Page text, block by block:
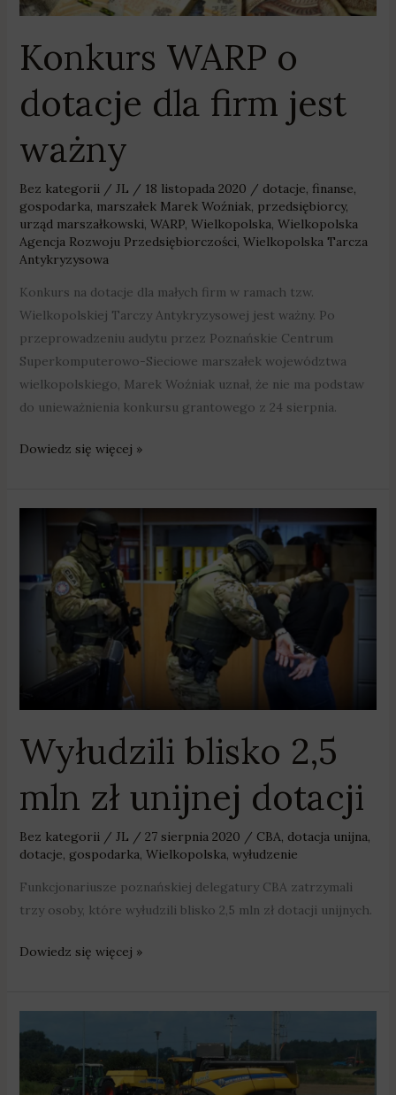
Konkurs WARP o
dotacje dla firm jest
ważny
Bez kategorii/ JL / 18 listopada 2020 / dotacje, finanse,
gospodarka, marszałek Marek Woźniak, przedsiębiorcy,
urząd marszałkowski, WARP, Wielkopolska, Wielkopolska
Agencja Rozwoju Przedsiębiorczości, Wielkopolska Tarcza
Antykryzysowa
Konkurs na dotacje dla małych firm w ramach tzw.
Wielkopolskiej Tarczy Antykryzysowej jest ważny. Po
przeprowadzeniu audytu przez Poznańskie Centrum
Superkomputerowo-Sieciowe marszałek województwa
wielkopolskiego, Marek Woźniak uznał, że nie ma podstaw
do unieważnienia konkursu grantowego z 24 sierpnia.
Dowiedz się więcej »
Wyłudzili blisko 2,5
mln zł unijnej dotacji
Bez kategorii/ JL / 27 sierpnia 2020 / CBA, dotacja unijna,
dotacje, gospodarka, Wielkopolska, wyłudzenie
Funkcjonariusze poznańskiej delegatury CBA zatrzymali
trzy osoby, które wyłudzili blisko 2,5 mln zł dotacji unijnych.
mln
unijnej
dotacji
Dowiedz się więcej »